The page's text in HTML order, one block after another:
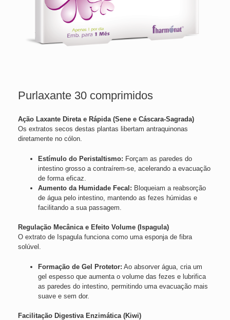
Purlaxante 30 comprimidos
Ação Laxante Direta e Rápida (Sene e Cáscara-Sagrada)
Os extratos secos destas plantas libertam antraquinonas
diretamente no cólon.
Estímulo do Peristaltismo: Forçam as paredes do
intestino grosso a contraírem-se, acelerando a evacuação
de forma eficaz.
Aumento da Humidade Fecal: Bloqueiam a reabsorção
de água pelo intestino, mantendo as fezes húmidas e
facilitando a sua passagem.
Regulação Mecânica e Efeito Volume (Ispagula)
O extrato de Ispagula funciona como uma esponja de fibra
solúvel.
Formação de Gel Protetor: Ao absorver água, cria um
gel espesso que aumenta o volume das fezes e lubrifica
as paredes do intestino, permitindo uma evacuação mais
suave e sem dor.
Facilitação Digestiva Enzimática (Kiwi)